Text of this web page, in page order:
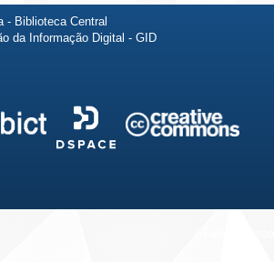
- Biblioteca Central
da Informação Digital - GID